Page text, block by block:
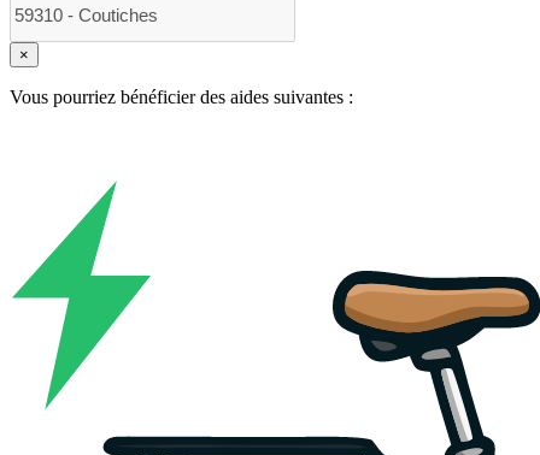
×
Vous pourriez bénéficier des aides suivantes :